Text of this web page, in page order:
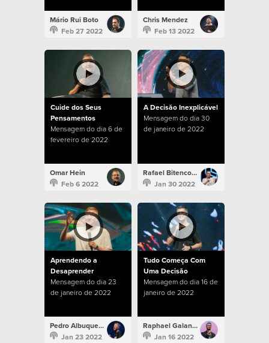
Mário Rui Boto
Feb 27 2022
Chris Mendez
Feb 13 2022
Cuide dos Seus
Pensamentos
Mensagem do dia 6 de
fevereiro de 2022
Omar Hein
Feb 6 2022
A Decisão Inexplicável
Mensagem do dia 30
de janeiro de 2022
Rafael Bitencourt
Jan 30 2022
Aprendendo a
Desaprender
Mensagem do dia 23
de janeiro de 2022
Pedro Albuquerque
Jan 23 2022
Tudo Começa Com
Uma Decisão
Mensagem do dia 16 de
janeiro de 2022
Raphael Galante
Jan 16 2022